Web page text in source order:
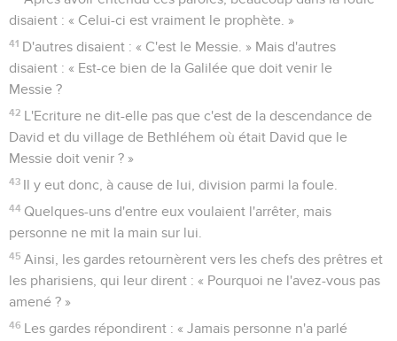
disaient : « Celui-ci est vraiment le prophète. »
41 D'autres disaient : « C'est le Messie. » Mais d'autres
disaient : « Est-ce bien de la Galilée que doit venir le
Messie ?
42 L'Ecriture ne dit-elle pas que c'est de la descendance de
David et du village de Bethléhem où était David que le
Messie doit venir ? »
43 Il y eut donc, à cause de lui, division parmi la foule.
44 Quelques-uns d'entre eux voulaient l'arrêter, mais
personne ne mit la main sur lui.
45 Ainsi, les gardes retournèrent vers les chefs des prêtres et
les pharisiens, qui leur dirent : « Pourquoi ne l'avez-vous pas
amené ? »
46 Les gardes répondirent : « Jamais personne n'a parlé